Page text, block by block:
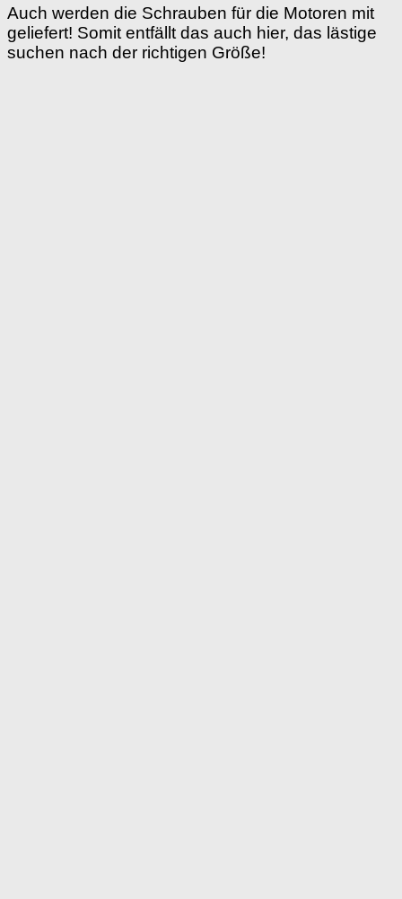
Auch werden die Schrauben für die Motoren mit
geliefert! Somit entfällt das auch hier, das lästige
suchen nach der richtigen Größe!